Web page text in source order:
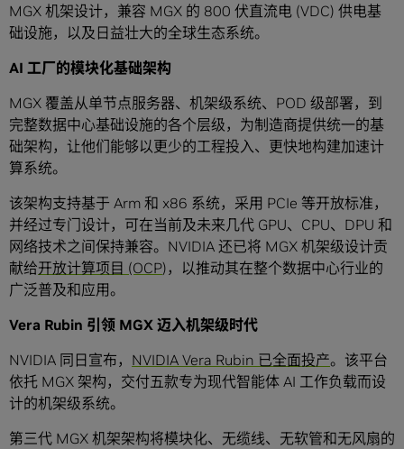
MGX 机架设计，兼容 MGX 的 800 伏直流电 (VDC) 供电基
础设施，以及日益壮大的全球生态系统。
AI 工厂的模块化基础架构
MGX 覆盖从单节点服务器、机架级系统、POD 级部署，到
完整数据中心基础设施的各个层级，为制造商提供统一的基
础架构，让他们能够以更少的工程投入、更快地构建加速计
算系统。
该架构支持基于 Arm 和 x86 系统，采用 PCIe 等开放标准，
并经过专门设计，可在当前及未来几代 GPU、CPU、DPU 和
网络技术之间保持兼容。NVIDIA 还已将 MGX 机架级设计贡
献给开放计算项目 (OCP)，以推动其在整个数据中心行业的
广泛普及和应用。
Vera Rubin 引领 MGX 迈入机架级时代
NVIDIA 同日宣布， NVIDIA Vera Rubin 已全面投产。该平台
依托 MGX 架构，交付五款专为现代智能体 AI 工作负载而设
计的机架级系统。
第三代 MGX 机架架构将模块化、无缆线、无软管和无风扇的